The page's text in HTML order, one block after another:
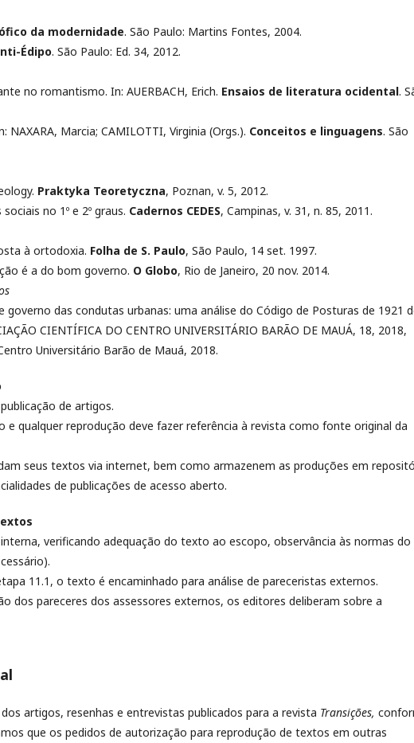
da modernidade. São Paulo: Martins Fontes, 2004.
Édipo. São Paulo: Ed. 34, 2012.
no romantismo. In: AUERBACH, Erich. Ensaios de literatura ocidental.
NAXARA, Marcia; CAMILOTTI, Virginia (Orgs.). Conceitos e linguagens. São
Praktyka Teoretyczna, Poznan, v. 5, 2012.
no 1º e 2º graus. Cadernos CEDES, Campinas, v. 31, n. 85, 2011.
à ortodoxia. Folha de S. Paulo, São Paulo, 14 set. 1997.
é a do bom governo. O Globo, Rio de Janeiro, 20 nov. 2014.
governo das condutas urbanas: uma análise do Código de Posturas de 1921
CIENTÍFICA DO CENTRO UNIVERSITÁRIO BARÃO DE MAUÁ, 18, 2018,
Universitário Barão de Mauá, 2018.
de artigos.
e qualquer reprodução deve fazer referência à revista como fonte original da
seus textos via internet, bem como armazenem as produções em
de publicações de acesso aberto.
verificando adequação do texto ao escopo, observância às normas do
11.1, o texto é encaminhado para análise de pareceristas externos.
dos pareceres dos assessores externos, os editores deliberam sobre a
artigos, resenhas e entrevistas publicados para a revista Transições,
que os pedidos de autorização para reprodução de textos em outras